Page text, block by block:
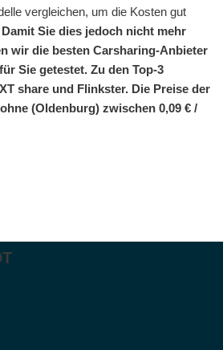
vergleichen, um die Kosten gut
Damit Sie dies jedoch nicht mehr
wir die besten Carsharing-Anbieter
Sie getestet. Zu den Top-3
share und Flinkster. Die Preise der
(Oldenburg) zwischen 0,09 € /